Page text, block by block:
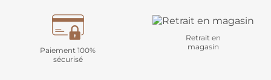
Paiement 100%
sécurisé
Retrait en
magasin